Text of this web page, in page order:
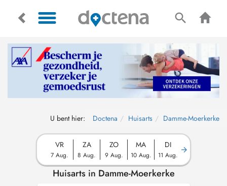
U bent hier: Doctena Huisarts Damme-Moerkerke
VR
7 Aug.
ZA
8 Aug.
ZO
9 Aug.
MA
10 Aug.
DI
11 Aug.
Huisarts in Damme-Moerkerke